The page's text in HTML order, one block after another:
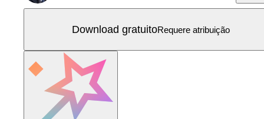
Download gratuitoRequere atribuição